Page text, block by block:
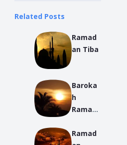
Related Posts
Ramad
an Tiba
Baroka
h
Ramad
Ramad